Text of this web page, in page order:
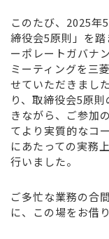
このたび、2025年
締役会5原則」を
ーポレートガバナ
ミーティングを三
せていただきまし
り、取締役会5原
きながら、ご参加
てより実質的なコ
にあたっての実務
行いました。
ご多忙な業務の合
に、この場をお借